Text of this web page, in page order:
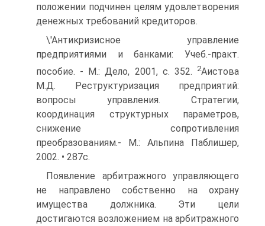
положении подчинен целям удовлетворения
денежных требований кредиторов.
\'Антикризисное управление
предприятиями и банками: Учеб.-практ.
пособие. - M.: Дело, 2001, с. 352.
2Аистова
М.Д. Реструктуризация предприятий:
вопросы управления. Стратегии,
координация структурных параметров,
снижение сопротивления
преобразованиям.- M.: Альпина Паблишер,
2002. • 287с.
Появление арбитражного управляющего
не направлено собственно на охрану
имущества должника. Эти цели
достигаются возложением на арбитражного